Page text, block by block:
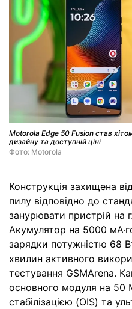
Motorola Edge 50 Fusion став
дизайну та доступній ціні
Фото: Motorola
Конструкція захищена
пилу відповідно до
занурювати пристрій на
Акумулятор на 5000
зарядки потужністю 68
хвилин активного
тестування GSMArena.
основного модуля на 50
стабілізацією (OIS) та